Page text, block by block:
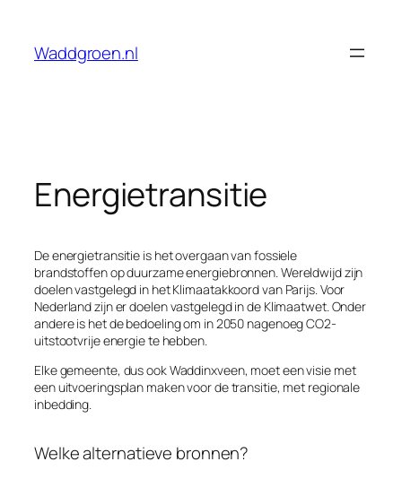
Waddgroen.nl
Energietransitie
De energietransitie is het overgaan van fossiele
brandstoffen op duurzame energiebronnen. Wereldwijd zijn
doelen vastgelegd in het Klimaatakkoord van Parijs. Voor
Nederland zijn er doelen vastgelegd in de Klimaatwet. Onder
andere is het de bedoeling om in 2050 nagenoeg CO2-
uitstootvrije energie te hebben.
Elke gemeente, dus ook Waddinxveen, moet een visie met
een uitvoeringsplan maken voor de transitie, met regionale
inbedding.
Welke alternatieve bronnen?